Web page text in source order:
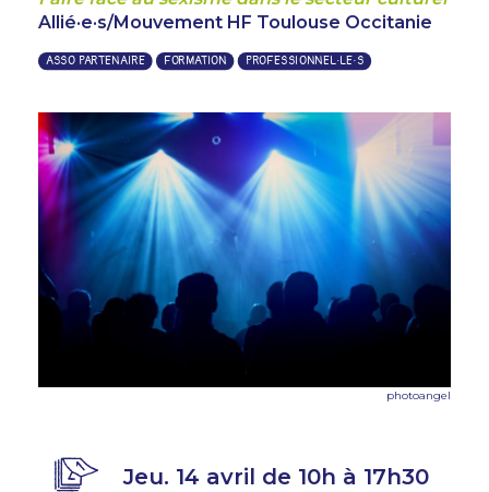
Allié·e·s/Mouvement HF Toulouse Occitanie
ASSO PARTENAIRE FORMATION PROFESSIONNEL·LE·S
photoangel
Jeu. 14 avril de 10h à 17h30